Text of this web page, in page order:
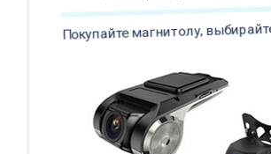
Покупайте магнитолу,